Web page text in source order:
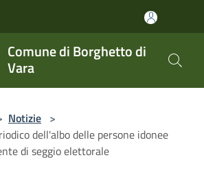
Comune di Borghetto di
Vara
Notizie >
dell'albo delle persone idonee
di seggio elettorale